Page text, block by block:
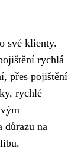
své klienty.
rychlá
přes pojištění
rychlé
důrazu na